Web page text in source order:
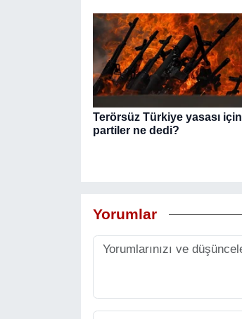
Terörsüz Türkiye yasası için
partiler ne dedi?
Yorumlar